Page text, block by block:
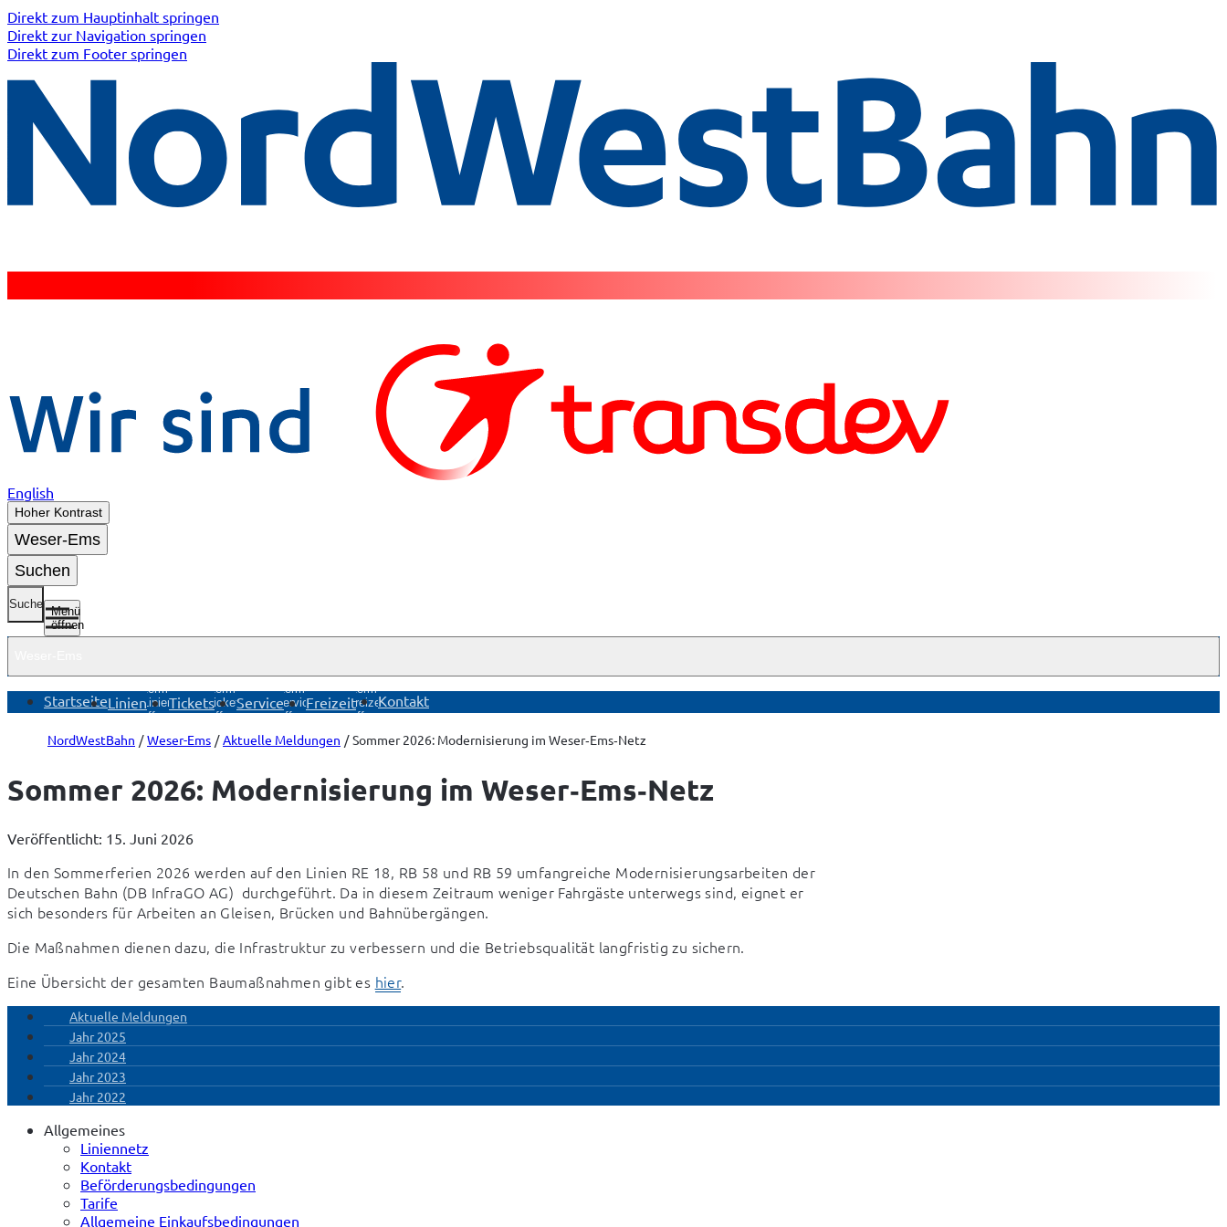
Direkt zum Hauptinhalt springen
Direkt zur Navigation springen
Direkt zum Footer springen
English
Hoher Kontrast
Weser-Ems
Suchen
Suche
Menü
öffnen
StartseiteLinien
Untermenü
Linien
öffnen
Tickets
Untermenü
Tickets
öffnen
Service
Untermenü
Service
öffnen
Freizeit
Untermenü
Freizeit
öffnen
Kontakt
NordWestBahn Weser-Ems Aktuelle Meldungen Sommer 2026: Modernisierung im Weser‑Ems‑Netz
Sommer 2026: Modernisierung im Weser‑Ems‑Netz
Veröffentlicht: 15. Juni 2026
In den Sommerferien 2026 werden auf den Linien RE 18, RB 58 und RB 59 umfangreiche Modernisierungsarbeiten der
Deutschen Bahn (DB InfraGO AG)  durchgeführt. Da in diesem Zeitraum weniger Fahrgäste unterwegs sind, eignet er
sich besonders für Arbeiten an Gleisen, Brücken und Bahnübergängen.
Die Maßnahmen dienen dazu, die Infrastruktur zu verbessern und die Betriebsqualität langfristig zu sichern.
Eine Übersicht der gesamten Baumaßnahmen gibt es hier.
Aktuelle Meldungen
Jahr 2025
Jahr 2024
Jahr 2023
Jahr 2022
Allgemeines
Liniennetz
Kontakt
Beförderungsbedingungen
Tarife
Allgemeine Einkaufsbedingungen